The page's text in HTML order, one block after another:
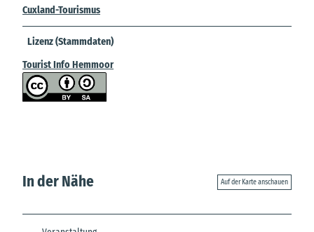
Cuxland-Tourismus
Lizenz (Stammdaten)
Tourist Info Hemmoor
In der Nähe Auf der Karte anschauen